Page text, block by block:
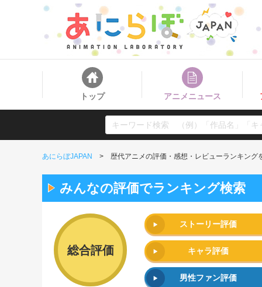
トップ アニメニュース
あにらぼJAPAN 歴代アニメの評価・感想・レビューランキング
みんなの評価でランキング検索
総合評価
ストーリー評価
キャラ評価
男性ファン評価